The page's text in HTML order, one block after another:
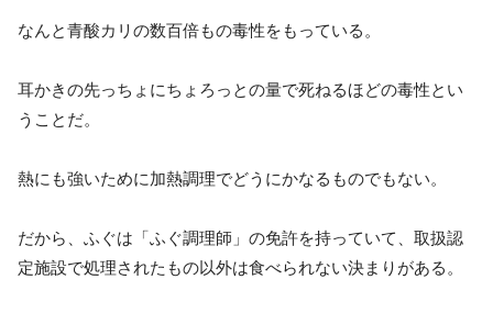
なんと青酸カリの数百倍もの毒性をもっている。
耳かきの先っちょにちょろっとの量で死ねるほどの毒性とい
うことだ。
熱にも強いために加熱調理でどうにかなるものでもない。
だから、ふぐは「ふぐ調理師」の免許を持っていて、取扱認
定施設で処理されたもの以外は食べられない決まりがある。